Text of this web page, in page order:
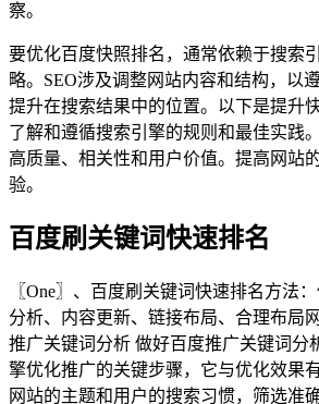
察。
要优化百度快照排名，通常依赖于搜索
略。SEO涉及调整网站内容和结构，以
提升在搜索结果中的位置。以下是提升
了解和遵循搜索引擎的规则和最佳实践
高质量、相关性和用户价值。提高网站
验。
百度刷关键词快速排名
〖One〗、百度刷关键词快速排名方法
分析、内容更新、链接布局、合理布局
推广关键词分析 做好百度推广关键词分
擎优化推广的关键步骤，它与优化效果
网站的主题和用户的搜索习惯，筛选准